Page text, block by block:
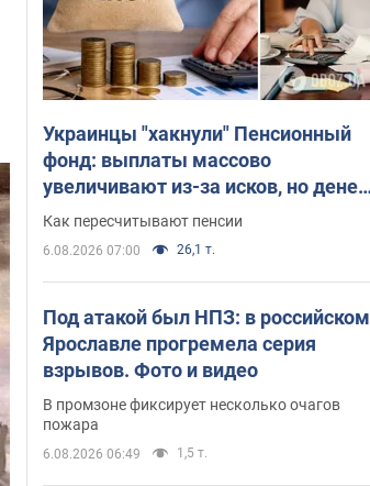
Украинцы "хакнули" Пенсионный
фонд: выплаты массово
увеличивают из-за исков, но денег
не хватает
Как пересчитывают пенсии
6.08.2026 07:00 26,1 т.
Под атакой был НПЗ: в российском
Ярославле прогремела серия
взрывов. Фото и видео
В промзоне фиксирует несколько очагов
пожара
6.08.2026 06:49 1,5 т.